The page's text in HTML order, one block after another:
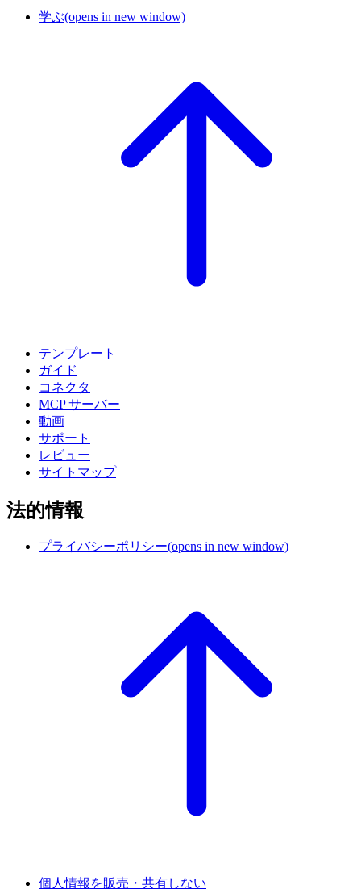
学ぶ(opens in new window)
テンプレート
ガイド
コネクタ
MCP サーバー
動画
サポート
レビュー
サイトマップ
法的情報
プライバシーポリシー(opens in new window)
個人情報を販売・共有しない